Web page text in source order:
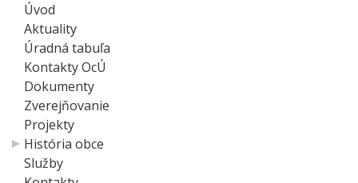
Úvod
Aktuality
Úradná tabuľa
Kontakty OcÚ
Dokumenty
Zverejňovanie
Projekty
História obce
Služby